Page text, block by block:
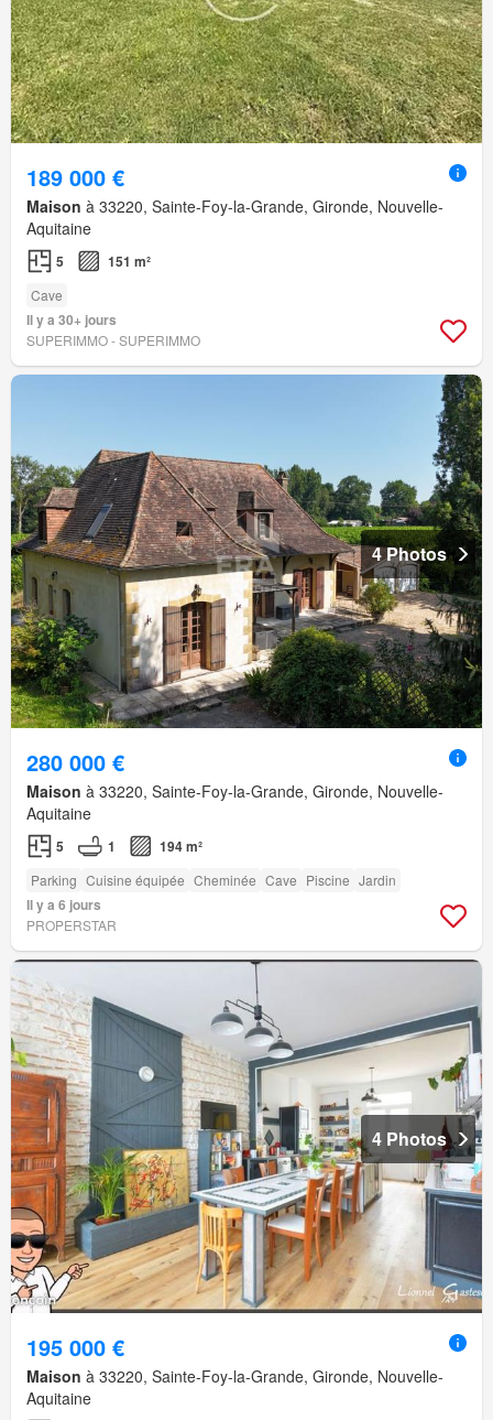
189 000 €
Maison à 33220, Sainte-Foy-la-Grande, Gironde, Nouvelle-
Aquitaine
5 151 m²
Cave
Il y a 30+ jours
SUPERIMMO - SUPERIMMO
4 Photos
280 000 €
Maison à 33220, Sainte-Foy-la-Grande, Gironde, Nouvelle-
Aquitaine
5 1 194 m²
Parking Cuisine équipée Cheminée Cave Piscine Jardin
Il y a 6 jours
PROPERSTAR
4 Photos
195 000 €
Maison à 33220, Sainte-Foy-la-Grande, Gironde, Nouvelle-
Aquitaine